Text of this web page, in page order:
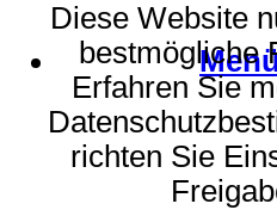
Diese Website
bestmögliche
Erfahren Sie
richten Sie